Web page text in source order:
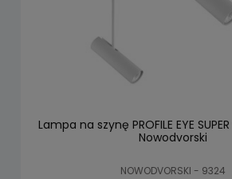
Lampa na szynę PROFILE EYE
Nowodvorski
NOWODVORSKI - 9324